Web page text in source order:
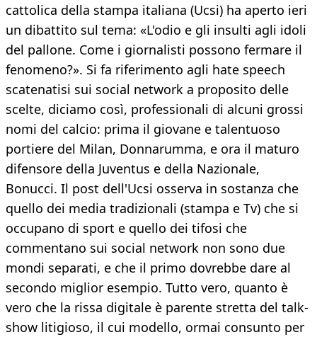
cattolica della stampa italiana (Ucsi) ha aperto ieri
un dibattito sul tema: «L'odio e gli insulti agli idoli
del pallone. Come i giornalisti possono fermare il
fenomeno?». Si fa riferimento agli hate speech
scatenatisi sui social network a proposito delle
scelte, diciamo così, professionali di alcuni grossi
nomi del calcio: prima il giovane e talentuoso
portiere del Milan, Donnarumma, e ora il maturo
difensore della Juventus e della Nazionale,
Bonucci. Il post dell'Ucsi osserva in sostanza che
quello dei media tradizionali (stampa e Tv) che si
occupano di sport e quello dei tifosi che
commentano sui social network non sono due
mondi separati, e che il primo dovrebbe dare al
secondo miglior esempio. Tutto vero, quanto è
vero che la rissa digitale è parente stretta del talk-
show litigioso, il cui modello, ormai consunto per